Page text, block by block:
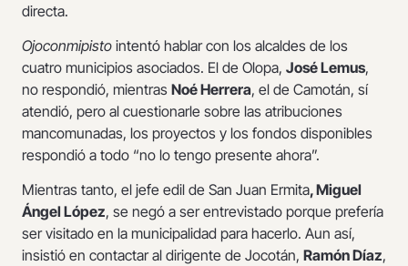
directa.
Ojoconmipisto intentó hablar con los alcaldes de los
cuatro municipios asociados. El de Olopa, José Lemus,
no respondió, mientras Noé Herrera, el de Camotán, sí
atendió, pero al cuestionarle sobre las atribuciones
mancomunadas, los proyectos y los fondos disponibles
respondió a todo “no lo tengo presente ahora”.
Mientras tanto, el jefe edil de San Juan Ermita, Miguel
Ángel López, se negó a ser entrevistado porque prefería
ser visitado en la municipalidad para hacerlo. Aun así,
insistió en contactar al dirigente de Jocotán, Ramón Díaz,